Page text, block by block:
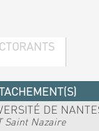
DE
Saint Nazaire